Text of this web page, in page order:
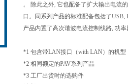
。 除此之外, 它也配备了扩大输出电流
口。同系列产品的标准配备包括了USB,
产品内置了高次谐波电流控制线路, 功率
*1 包含带LAN接口（with LAN）的机型
*2 相同额定的PAV系列产品
*3 工厂出货时的选购件